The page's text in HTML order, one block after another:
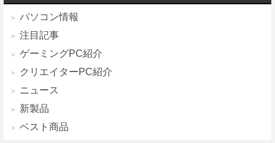
パソコン情報
注目記事
ゲーミングPC紹介
クリエイターPC紹介
ニュース
新製品
ベスト商品